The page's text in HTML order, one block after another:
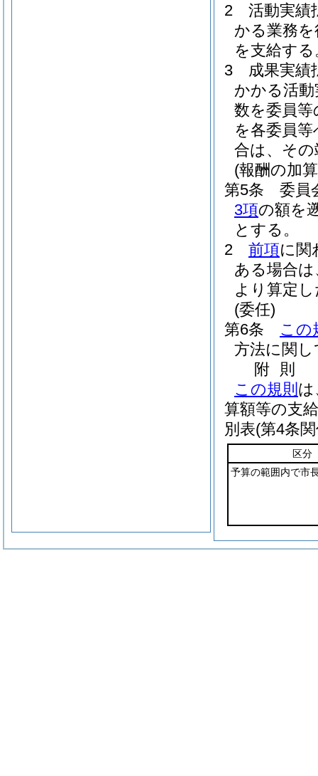
2
活動実績
かる業務
を支給する
3
成果実績
かかる活
数を委員
を各委員
合は、そ
(報酬の加
第5条
委員
3項の額を
とする。
2
前項に関
ある場合
より算定
(委任)
第6条
この
方法に関
附 則
この規則 は
算額等の支
別表(第4条
区分
予算の範囲内で市